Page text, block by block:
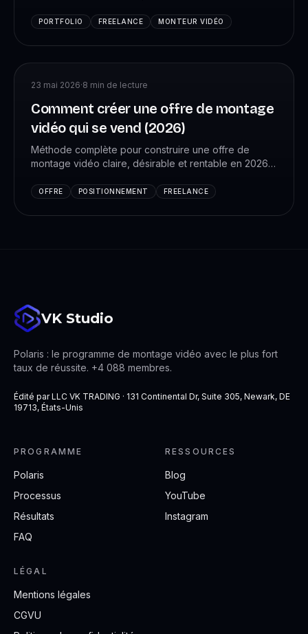
pour ta prospection lundi prochain.
PORTFOLIO FREELANCE MONTEUR VIDÉO
23 mai 2026·8 min de lecture
Comment créer une offre de montage
vidéo qui se vend (2026)
Méthode complète pour construire une offre de
montage vidéo claire, désirable et rentable en 2026 :
contrat type.
OFFRE POSITIONNEMENT FREELANCE
VK Studio
Polaris : le programme de montage vidéo avec le plus fort
taux de réussite. +4 088 membres.
Édité par LLC VK TRADING · 131 Continental Dr, Suite 305, Newark, DE
19713, États-Unis
PROGRAMME
Polaris
Processus
Résultats
FAQ
RESSOURCES
Blog
YouTube
Instagram
LÉGAL
Mentions légales
CGVU